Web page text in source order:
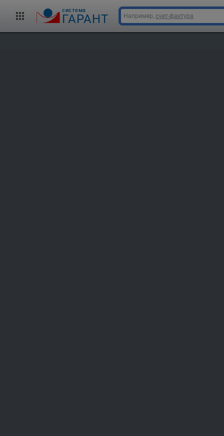
cистема
ГАРАНТ Например, счет-фактура